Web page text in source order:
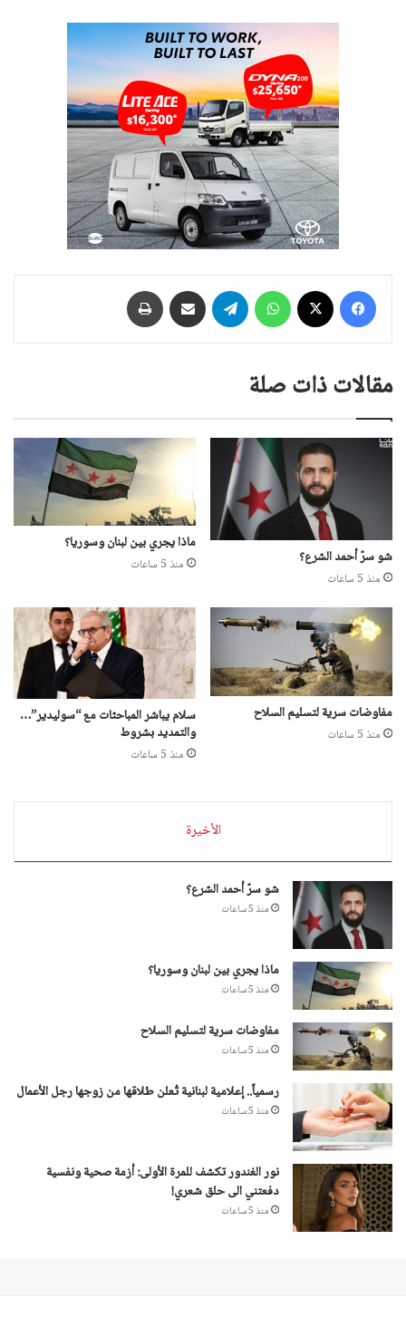
فيسبوك واتساب تيلقرام مشاركة عبر البريد
مقالات ذات صلة
شو سرّ أحمد الشرع؟
منذ 5 ساعات
ماذا يجري بين لبنان وسوريا؟
منذ 5 ساعات
مفاوضات سرية لتسليم السلاح
منذ 5 ساعات
سلام يباشر المباحثات مع “سوليدير”…
والتمديد بشروط
منذ 5 ساعات
الأخيرة
شو سرّ أحمد الشرع؟
منذ 5 ساعات
ماذا يجري بين لبنان وسوريا؟
منذ 5 ساعات
مفاوضات سرية لتسليم السلاح
منذ 5 ساعات
رسمياً.. إعلامية لبنانية تُعلن طلاقها من زوجها رجل الأعمال
منذ 5 ساعات
نور الغندور تكشف للمرة الأولى: أزمة صحية ونفسية
دفعتني الى حلق شعري!
منذ 5 ساعات